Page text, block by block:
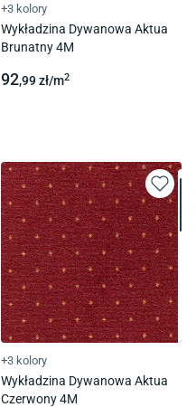
+3 kolory
Wykładzina Dywanowa Aktua
Brunatny 4M
92,99zł/m2
+3 kolory
Wykładzina Dywanowa Aktua
Czerwony 4M